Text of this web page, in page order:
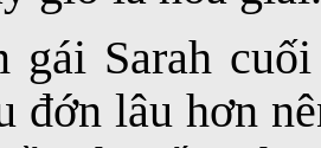
gái Sarah
đớn lâu hơn